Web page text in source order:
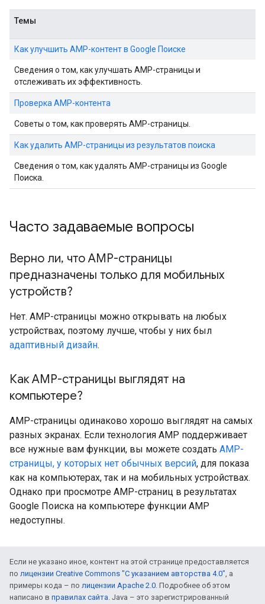
Темы
Как улучшить AMP-контент в Google Поиске
Сведения о том, как улучшать AMP-страницы и
отслеживать их эффективность.
Проверка AMP-контента
Советы о том, как проверять AMP-страницы.
Как удалить AMP-страницы из результатов поиска
Сведения о том, как удалять AMP-страницы из Google
Поиска.
Часто задаваемые вопросы
Верно ли, что AMP-страницы
предназначены только для мобильных
устройств?
Нет. AMP-страницы можно открывать на любых
устройствах, поэтому лучше, чтобы у них был
адаптивный дизайн.
Как AMP-страницы выглядят на
компьютере?
AMP-страницы одинаково хорошо выглядят на самых
разных экранах. Если технология AMP поддерживает
все нужные вам функции, вы можете создать AMP-
страницы, у которых нет обычных версий, для показа
как на компьютерах, так и на мобильных устройствах.
Однако при просмотре AMP-страниц в результатах
Google Поиска на компьютере функции AMP
недоступны.
Если не указано иное, контент на этой странице предоставляется
по лицензии Creative Commons "С указанием авторства 4.0", а
примеры кода – по лицензии Apache 2.0. Подробнее об этом
написано в правилах сайта. Java – это зарегистрированный